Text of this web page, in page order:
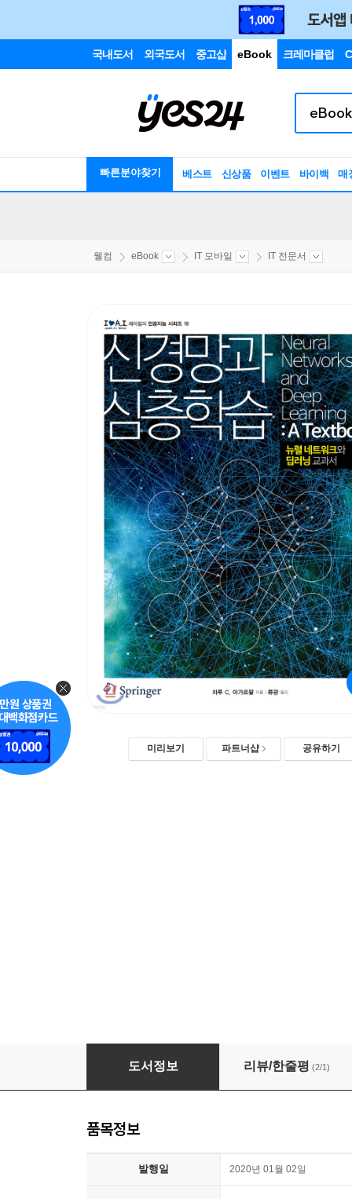
국내도서 외국도서 중고샵 eBook 크레마클럽
빠른분야찾기 베스트 신상품 이벤트 바이백 매
웰컴 eBook IT 모바일 IT 전문서
미리보기 파트너샵 공유하기
신경망과 심층학습
도서정보 리뷰/한줄평 (2/1)
품목정보
발행일 2020년 01월 02일